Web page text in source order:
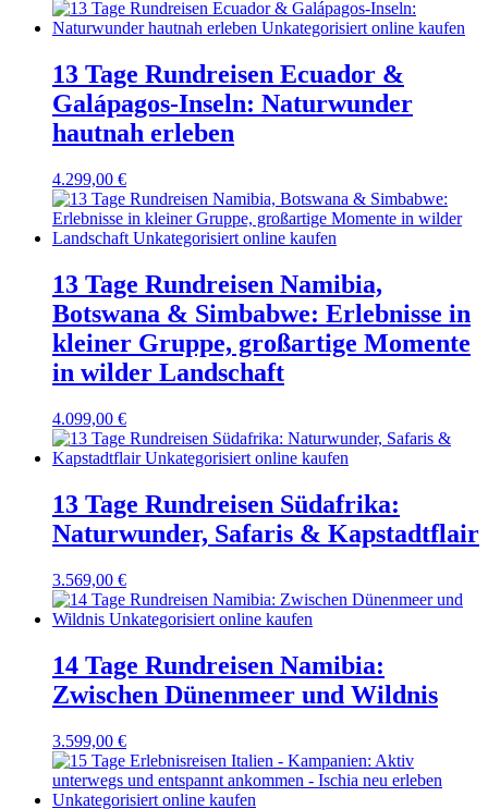
13 Tage Rundreisen Ecuador &
Galápagos-Inseln: Naturwunder
hautnah erleben
4.299,00 €
13 Tage Rundreisen Namibia,
Botswana & Simbabwe: Erlebnisse in
kleiner Gruppe, großartige Momente
in wilder Landschaft
4.099,00 €
13 Tage Rundreisen Südafrika:
Naturwunder, Safaris & Kapstadtflair
3.569,00 €
14 Tage Rundreisen Namibia:
Zwischen Dünenmeer und Wildnis
3.599,00 €